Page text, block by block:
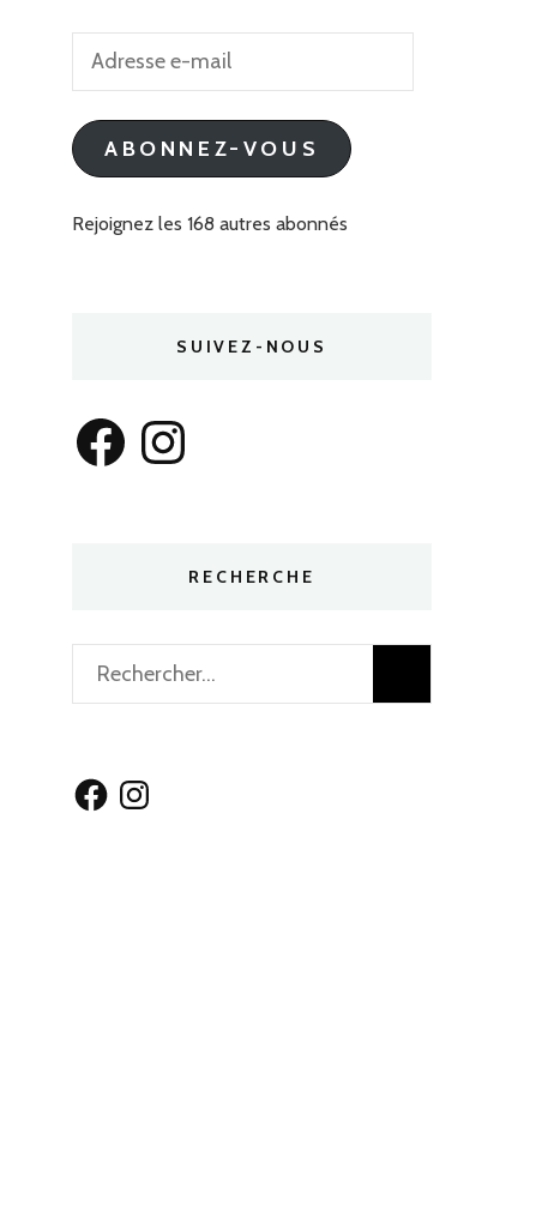
Adresse
mail
ABONNEZ-VOUS
Rejoignez les 168 autres abonnés
SUIVEZ-NOUS
FacebookInstagram
RECHERCHE
Rechercher :
FacebookInstagram